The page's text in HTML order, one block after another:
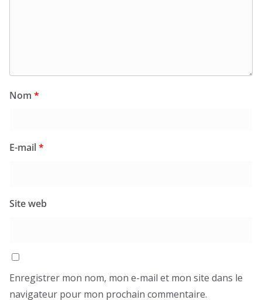
Nom *
E-mail*
Site web
Enregistrer mon nom, mon e-mail et mon site dans le
navigateur pour mon prochain commentaire.